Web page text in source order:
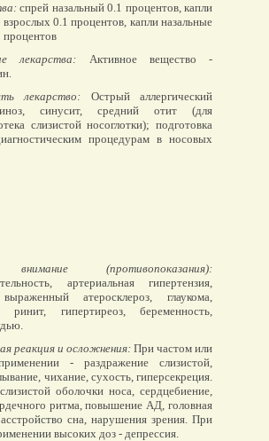
спрей назальный 0.1 процентов, капли
взрослых 0.1 процентов, капли назальные
процентов
лекарства: Активное вещество -
лекарство: Острый аллергический
синусит, средний отит (для
слизистой носоглотки); подготовка
процедурам в носовых
(противопоказания):
артериальная гипертензия,
атеросклероз, глаукома,
ринит, гипертиреоз, беременность,
реакция и осложнения: При частом или
- раздражение слизистой,
чихание, сухость, гиперсекреция.
оболочки носа, сердцебиение,
ритма, повышение АД, головная
сна, нарушения зрения. При
высоких доз - депрессия.